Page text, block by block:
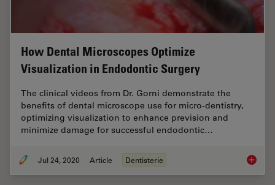
How Dental Microscopes Optimize
Visualization in Endodontic Surgery
The clinical videos from Dr. Gorni demonstrate the
benefits of dental microscope use for micro-dentistry,
optimizing visualization to enhance prevision and
minimize damage for successful endodontic…
Jul 24, 2020 Article Dentisterie How